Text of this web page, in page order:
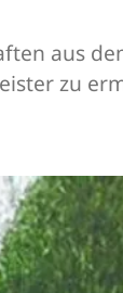
aus
zu